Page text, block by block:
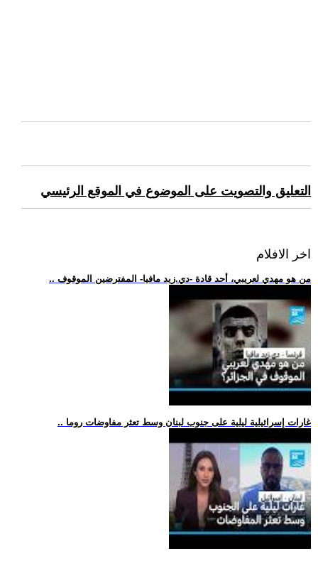
التعليق والتصويت على الموضوع في الموقع الرئيسي
اخر الافلام
.. من هو مهدي لعريبي، أحد قادة -دي.زيد مافيا- المفترضين الموقوف
.. غارات إسرائيلية ليلية على جنوب لبنان وسط تعثر مفاوضات روما